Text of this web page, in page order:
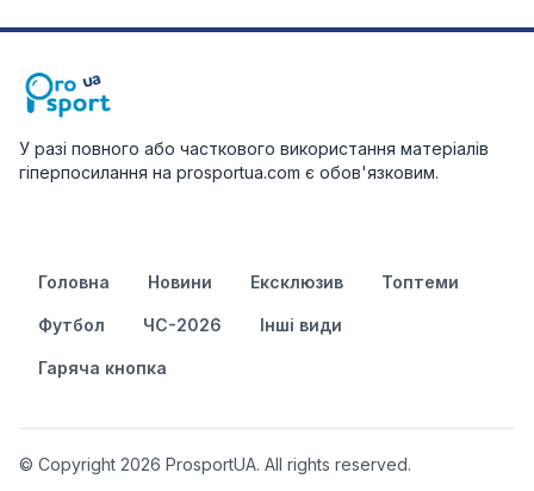
У разі повного або часткового використання матеріалів
гіперпосилання на prosportua.com є обов'язковим.
Головна Новини Ексклюзив Топтеми
Футбол ЧС-2026 Інші види
Гаряча кнопка
© Copyright 2026 ProsportUA. All rights reserved.